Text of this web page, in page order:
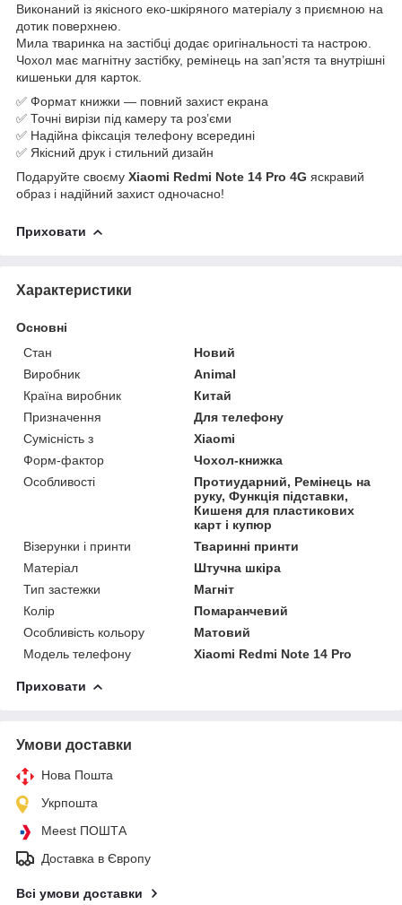
Виконаний із якісного еко-шкіряного матеріалу з приємною на
дотик поверхнею.
Мила тваринка на застібці додає оригінальності та настрою.
Чохол має магнітну застібку, ремінець на зап’ястя та внутрішні
кишеньки для карток.
✅ Формат книжки — повний захист екрана
✅ Точні вирізи під камеру та роз’єми
✅ Надійна фіксація телефону всередині
✅ Якісний друк і стильний дизайн
Подаруйте своєму Xiaomi Redmi Note 14 Pro 4G яскравий
образ і надійний захист одночасно!
Приховати
Характеристики
Основні
Стан
Новий
Виробник
Animal
Країна виробник
Китай
Призначення
Для телефону
Сумісність з
Xiaomi
Форм-фактор
Чохол-книжка
Особливості
Протиударний, Ремінець на
руку, Функція підставки,
Кишеня для пластикових
карт і купюр
Візерунки і принти
Тваринні принти
Матеріал
Штучна шкіра
Тип застежки
Магніт
Колір
Помаранчевий
Особливість кольору
Матовий
Модель телефону
Xiaomi Redmi Note 14 Pro
Приховати
Умови доставки
Нова Пошта
Укрпошта
Meest ПОШТА
Доставка в Європу
Всі умови доставки